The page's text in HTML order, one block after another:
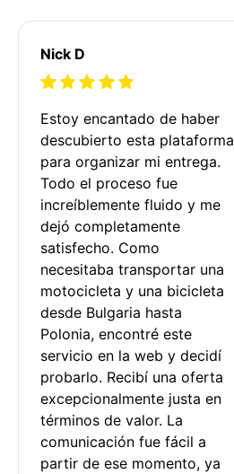
Nick D
Estoy encantado de haber
descubierto esta plataforma
para organizar mi entrega.
Todo el proceso fue
increíblemente fluido y me
dejó completamente
satisfecho. Como
necesitaba transportar una
motocicleta y una bicicleta
desde Bulgaria hasta
Polonia, encontré este
servicio en la web y decidí
probarlo. Recibí una oferta
excepcionalmente justa en
términos de valor. La
comunicación fue fácil a
partir de ese momento, ya